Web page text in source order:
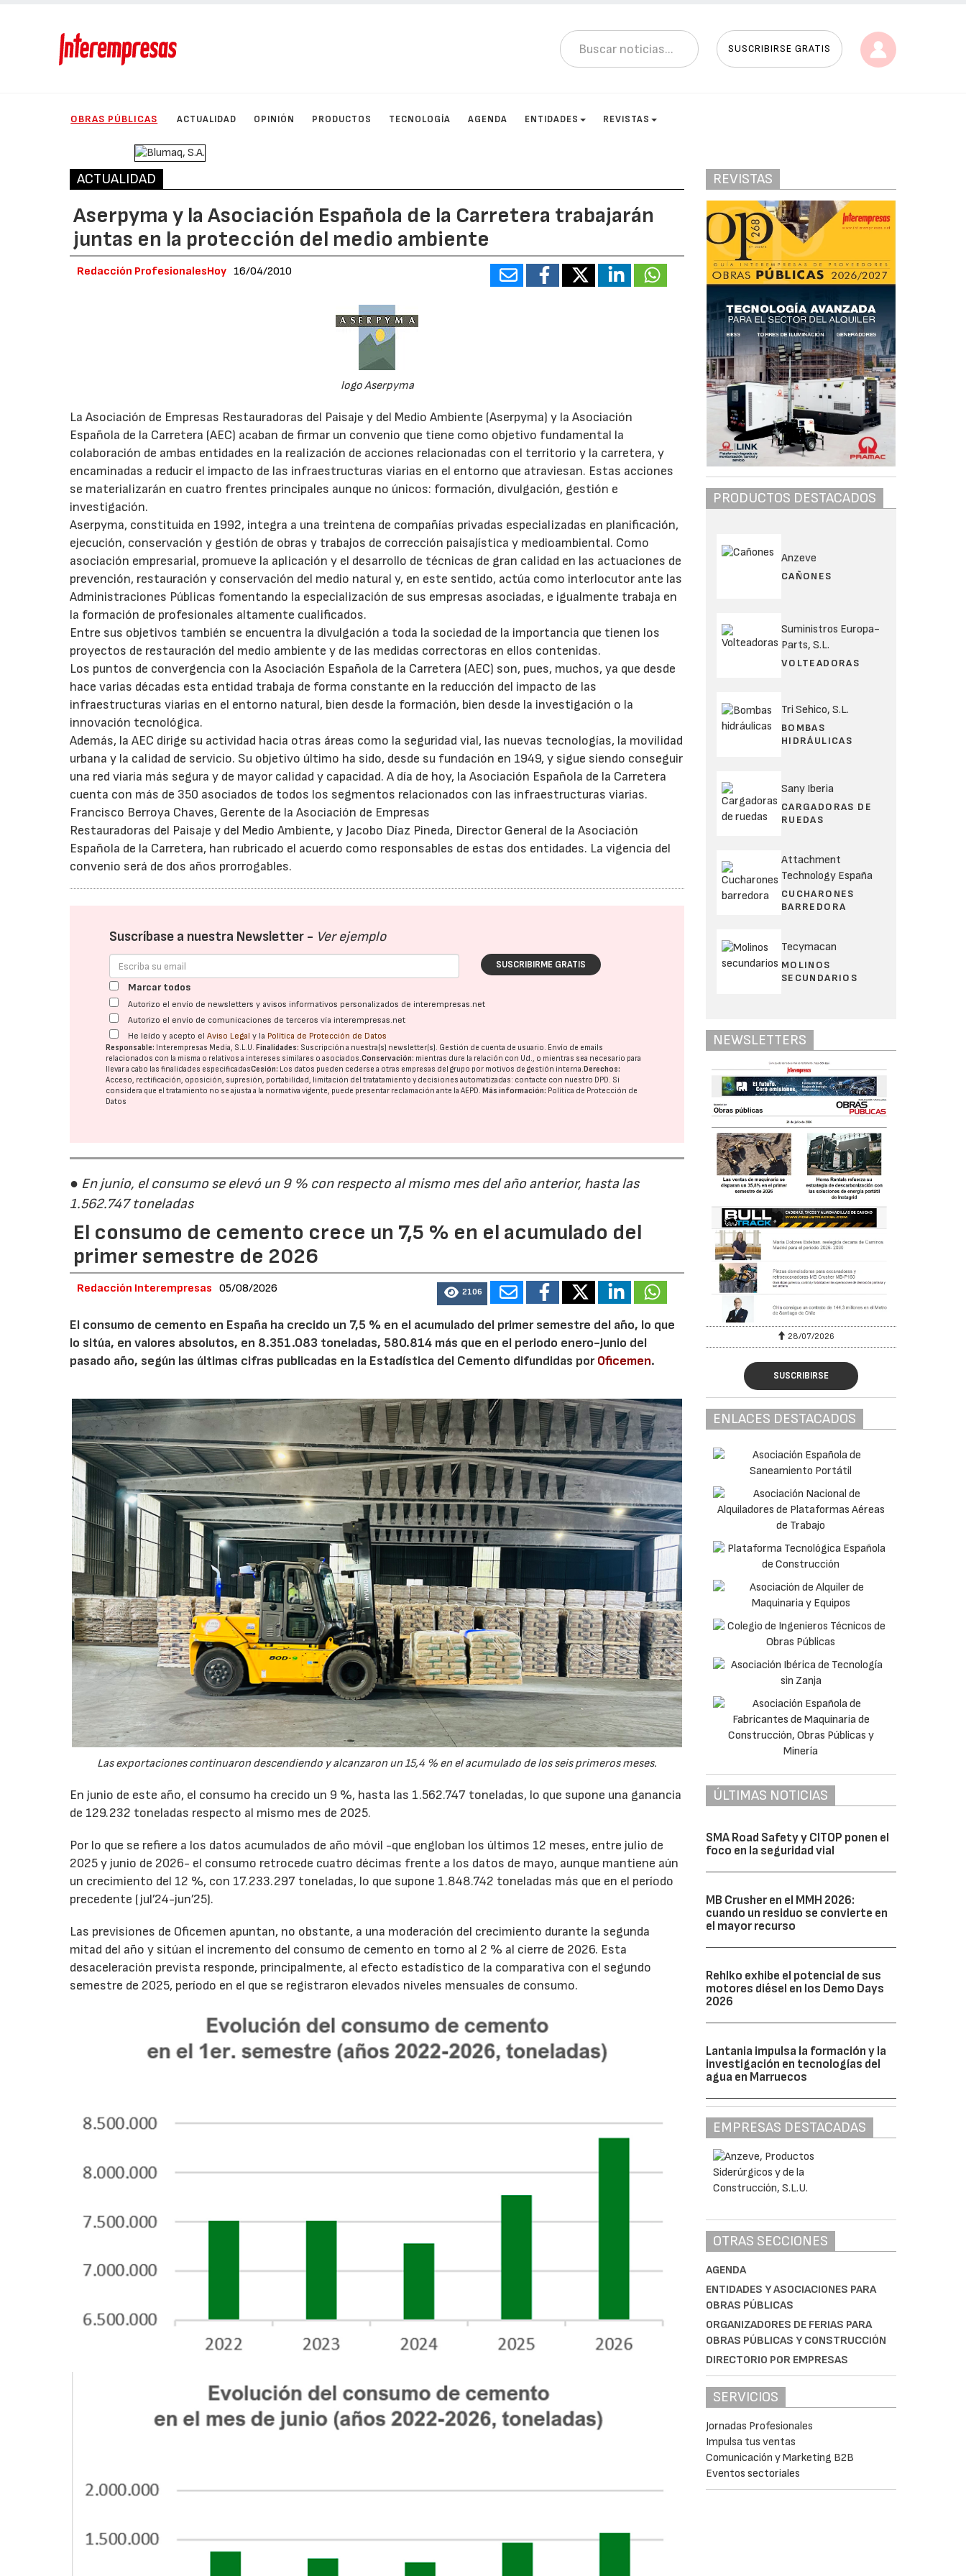
SUSCRIBIRSE GRATIS
OBRAS PÚBLICAS ACTUALIDAD OPINIÓN PRODUCTOS TECNOLOGÍA AGENDA ENTIDADES REVISTAS
ACTUALIDAD
Aserpyma y la Asociación Española de la Carretera trabajarán
juntas en la protección del medio ambiente
Redacción ProfesionalesHoy 16/04/2010
logo Aserpyma
La Asociación de Empresas Restauradoras del Paisaje y del Medio Ambiente (Aserpyma) y la Asociación
Española de la Carretera (AEC) acaban de firmar un convenio que tiene como objetivo fundamental la
colaboración de ambas entidades en la realización de acciones relacionadas con el territorio y la carretera, y
encaminadas a reducir el impacto de las infraestructuras viarias en el entorno que atraviesan. Estas acciones
se materializarán en cuatro frentes principales aunque no únicos: formación, divulgación, gestión e
investigación.
Aserpyma, constituida en 1992, integra a una treintena de compañías privadas especializadas en planificación,
ejecución, conservación y gestión de obras y trabajos de corrección paisajística y medioambiental. Como
asociación empresarial, promueve la aplicación y el desarrollo de técnicas de gran calidad en las actuaciones de
prevención, restauración y conservación del medio natural y, en este sentido, actúa como interlocutor ante las
Administraciones Públicas fomentando la especialización de sus empresas asociadas, e igualmente trabaja en
la formación de profesionales altamente cualificados.
Entre sus objetivos también se encuentra la divulgación a toda la sociedad de la importancia que tienen los
proyectos de restauración del medio ambiente y de las medidas correctoras en ellos contenidas.
Los puntos de convergencia con la Asociación Española de la Carretera (AEC) son, pues, muchos, ya que desde
hace varias décadas esta entidad trabaja de forma constante en la reducción del impacto de las
infraestructuras viarias en el entorno natural, bien desde la formación, bien desde la investigación o la
innovación tecnológica.
Además, la AEC dirige su actividad hacia otras áreas como la seguridad vial, las nuevas tecnologías, la movilidad
urbana y la calidad de servicio. Su objetivo último ha sido, desde su fundación en 1949, y sigue siendo conseguir
una red viaria más segura y de mayor calidad y capacidad. A día de hoy, la Asociación Española de la Carretera
cuenta con más de 350 asociados de todos los segmentos relacionados con las infraestructuras viarias.
Francisco Berroya Chaves, Gerente de la Asociación de Empresas
Restauradoras del Paisaje y del Medio Ambiente, y Jacobo Díaz Pineda, Director General de la Asociación
Española de la Carretera, han rubricado el acuerdo como responsables de estas dos entidades. La vigencia del
convenio será de dos años prorrogables.
Suscríbase a nuestra Newsletter - Ver ejemplo
SUSCRIBIRME GRATIS
Marcar todos
Autorizo el envío de newsletters y avisos informativos personalizados de interempresas.net
Autorizo el envío de comunicaciones de terceros vía interempresas.net
He leído y acepto elAviso Legal y la Política de Protección de Datos
Responsable: Interempresas Media, S.L.U. Finalidades: Suscripción a nuestra(s) newsletter(s). Gestión de cuenta de usuario. Envío de emails
relacionados con la misma o relativos a intereses similares o asociados.Conservación: mientras dure la relación con Ud., o mientras sea necesario para
llevar a cabo las finalidades especificadasCesión: Los datos pueden cederse a otras empresas del grupo por motivos de gestión interna. Derechos:
Acceso, rectificación, oposición, supresión, portabilidad, limitación del tratatamiento y decisiones automatizadas: contacte con nuestro DPD. Si
considera que el tratamiento no se ajusta a la normativa vigente, puede presentar reclamación ante laAEPD. Más información: Política de Protección de
Datos
● En junio, el consumo se elevó un 9 % con respecto al mismo mes del año anterior, hasta las
1.562.747 toneladas
El consumo de cemento crece un 7,5 % en el acumulado del
primer semestre de 2026
Redacción Interempresas 05/08/2026 2106
El consumo de cemento en España ha crecido un 7,5 % en el acumulado del primer semestre del año, lo que
lo sitúa, en valores absolutos, en 8.351.083 toneladas, 580.814 más que en el periodo enero-junio del
pasado año, según las últimas cifras publicadas en la Estadística del Cemento difundidas porOficemen.
Las exportaciones continuaron descendiendo y alcanzaron un 15,4 % en el acumulado de los seis primeros meses.
En junio de este año, el consumo ha crecido un 9 %, hasta las 1.562.747 toneladas, lo que supone una ganancia
de 129.232 toneladas respecto al mismo mes de 2025.
Por lo que se refiere a los datos acumulados de año móvil -que engloban los últimos 12 meses, entre julio de
2025 y junio de 2026- el consumo retrocede cuatro décimas frente a los datos de mayo, aunque mantiene aún
un crecimiento del 12 %, con 17.233.297 toneladas, lo que supone 1.848.742 toneladas más que en el período
precedente (jul’24-jun’25).
Las previsiones de Oficemen apuntan, no obstante, a una moderación del crecimiento durante la segunda
mitad del año y sitúan el incremento del consumo de cemento en torno al 2 % al cierre de 2026. Esta
desaceleración prevista responde, principalmente, al efecto estadístico de la comparativa con el segundo
semestre de 2025, período en el que se registraron elevados niveles mensuales de consumo.
REVISTAS
PRODUCTOS DESTACADOS
Anzeve
CAÑONES
Suministros Europa-
Parts, S.L.
VOLTEADORAS
Tri Sehico, S.L.
BOMBAS
HIDRÁULICAS
Sany Iberia
CARGADORAS DE
RUEDAS
Attachment
Technology España
CUCHARONES
BARREDORA
Tecymacan
MOLINOS
SECUNDARIOS
NEWSLETTERS
28/07/2026 30/07/2026 28/07/2026
SUSCRIBIRSE
ENLACES DESTACADOS
ÚLTIMAS NOTICIAS
SMA Road Safety y CITOP ponen el
foco en la seguridad vial
MB Crusher en el MMH 2026:
cuando un residuo se convierte en
el mayor recurso
Rehlko exhibe el potencial de sus
motores diésel en los Demo Days
2026
Lantania impulsa la formación y la
investigación en tecnologías del
agua en Marruecos
EMPRESAS DESTACADAS
OTRAS SECCIONES
AGENDA
ENTIDADES Y ASOCIACIONES PARA
OBRAS PÚBLICAS
ORGANIZADORES DE FERIAS PARA
OBRAS PÚBLICAS Y CONSTRUCCIÓN
DIRECTORIO POR EMPRESAS
SERVICIOS
Jornadas Profesionales
Impulsa tus ventas
Comunicación y Marketing B2B
Eventos sectoriales